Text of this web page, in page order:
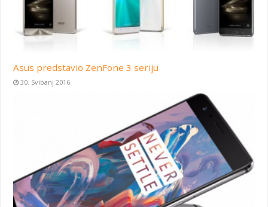
Asus predstavio ZenFone 3 seriju
30. Svibanj 2016